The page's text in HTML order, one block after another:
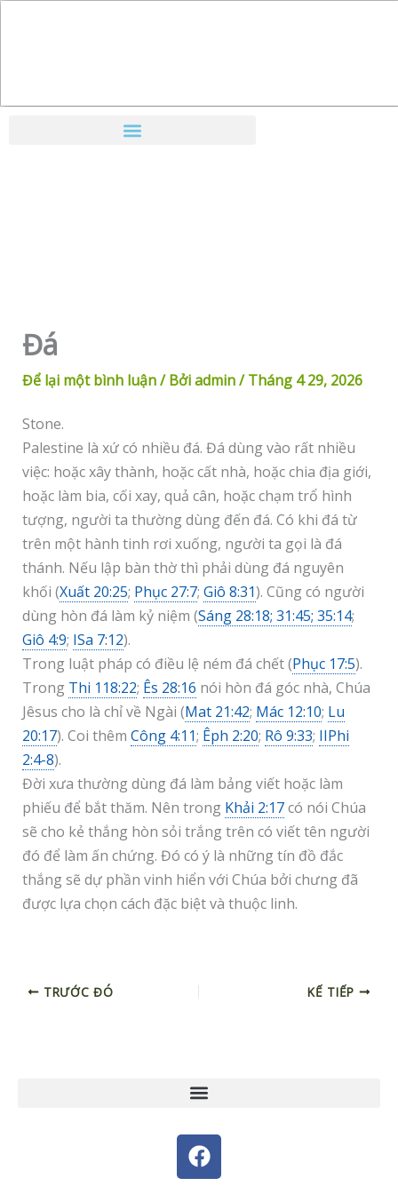
Đá
Để lại một bình luận/ Bởiadmin/Tháng 4 29, 2026
Stone.
Palestine là xứ có nhiều đá. Đá dùng vào rất nhiều
việc: hoặc xây thành, hoặc cất nhà, hoặc chia địa giới,
hoặc làm bia, cối xay, quả cân, hoặc chạm trổ hình
tượng, người ta thường dùng đến đá. Có khi đá từ
trên một hành tinh rơi xuống, người ta gọi là đá
thánh. Nếu lập bàn thờ thì phải dùng đá nguyên
khối (Xuất 20:25; Phục 27:7; Giô 8:31). Cũng có người
dùng hòn đá làm kỷ niệm (Sáng 28:18; 31:45; 35:14;
Giô 4:9; ISa 7:12).
Trong luật pháp có điều lệ ném đá chết (Phục 17:5).
Trong Thi 118:22; Ês 28:16 nói hòn đá góc nhà, Chúa
Jêsus cho là chỉ về Ngài (Mat 21:42; Mác 12:10; Lu
20:17). Coi thêm Công 4:11; Êph 2:20; Rô 9:33; IIPhi
2:4-8).
Đời xưa thường dùng đá làm bảng viết hoặc làm
phiếu để bắt thăm. Nên trong Khải 2:17có nói Chúa
sẽ cho kẻ thắng hòn sỏi trắng trên có viết tên người
đó để làm ấn chứng. Đó có ý là những tín đồ đắc
thắng sẽ dự phần vinh hiển với Chúa bởi chưng đã
được lựa chọn cách đặc biệt và thuộc linh.
TRƯỚC ĐÓ KẾ TIẾP
F
a